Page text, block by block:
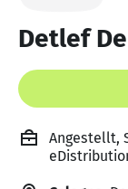
Detlef
Angestellt,